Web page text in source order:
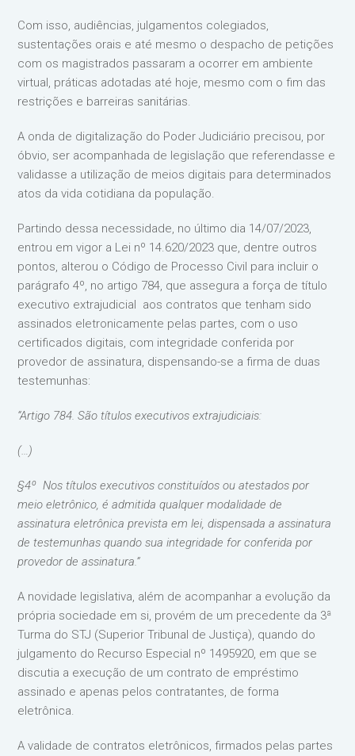
Com isso, audiências, julgamentos colegiados,
sustentações orais e até mesmo o despacho de petições
com os magistrados passaram a ocorrer em ambiente
virtual, práticas adotadas até hoje, mesmo com o fim das
restrições e barreiras sanitárias.
A onda de digitalização do Poder Judiciário precisou, por
óbvio, ser acompanhada de legislação que referendasse e
validasse a utilização de meios digitais para determinados
atos da vida cotidiana da população.
Partindo dessa necessidade, no último dia 14/07/2023,
entrou em vigor a Lei nº 14.620/2023 que, dentre outros
pontos, alterou o Código de Processo Civil para incluir o
parágrafo 4º, no artigo 784, que assegura a força de título
executivo extrajudicial aos contratos que tenham sido
assinados eletronicamente pelas partes, com o uso
certificados digitais, com integridade conferida por
provedor de assinatura, dispensando-se a firma de duas
testemunhas:
“Artigo 784. São títulos executivos extrajudiciais:
(…)
§4º Nos títulos executivos constituídos ou atestados por
meio eletrônico, é admitida qualquer modalidade de
assinatura eletrônica prevista em lei, dispensada a assinatura
de testemunhas quando sua integridade for conferida por
provedor de assinatura.”
A novidade legislativa, além de acompanhar a evolução da
própria sociedade em si, provém de um precedente da 3ª
Turma do STJ (Superior Tribunal de Justiça), quando do
julgamento do Recurso Especial nº 1495920, em que se
discutia a execução de um contrato de empréstimo
assinado e apenas pelos contratantes, de forma
eletrônica.
A validade de contratos eletrônicos, firmados pelas partes